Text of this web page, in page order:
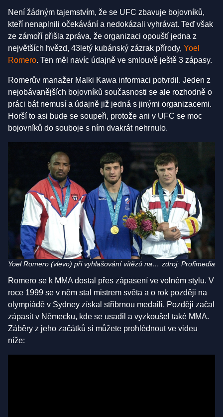
Není žádným tajemstvím, že se UFC zbavuje bojovníků,
kteří nenaplnili očekávání a nedokázali vyhrávat. Teď však
ze zámoří přišla zpráva, že organizaci opouští jedna z
největších hvězd, 43letý kubánský zázrak přírody, Yoel
Romero. Ten měl navíc údajně ve smlouvě ještě 3 zápasy.
Romerův manažer Malki Kawa informaci potvrdil. Jeden z
nejobávanějších bojovníků současnosti se ale rozhodně o
práci bát nemusí a údajně již jedná s jinými organizacemi.
Horší to asi bude se soupeři, protože ani v UFC se moc
bojovníků do souboje s ním dvakrát nehrnulo.
Yoel Romero (vlevo) při vyhlašování vítězů na
zdroj: Profimedia
Romero se k MMA dostal přes zápasení ve volném stylu. V
roce 1999 se v něm stal mistrem světa a o rok později na
olympiádě v Sydney získal stříbrnou medaili. Později začal
zápasit v Německu, kde se usadil a vyzkoušel také MMA.
Záběry z jeho začátků si můžete prohlédnout ve videu
níže: